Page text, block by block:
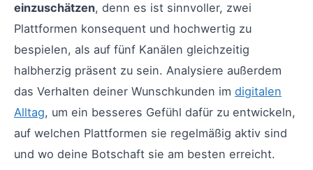
einzuschätzen, denn es ist sinnvoller, zwei
Plattformen konsequent und hochwertig zu
bespielen, als auf fünf Kanälen gleichzeitig
halbherzig präsent zu sein. Analysiere außerdem
das Verhalten deiner Wunschkunden im digitalen
Alltag, um ein besseres Gefühl dafür zu entwickeln,
auf welchen Plattformen sie regelmäßig aktiv sind
und wo deine Botschaft sie am besten erreicht.